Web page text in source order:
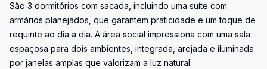
São 3 dormitórios com sacada, incluindo uma suíte com
armários planejados, que garantem praticidade e um toque de
requinte ao dia a dia. A área social impressiona com uma sala
espaçosa para dois ambientes, integrada, arejada e iluminada
por janelas amplas que valorizam a luz natural.